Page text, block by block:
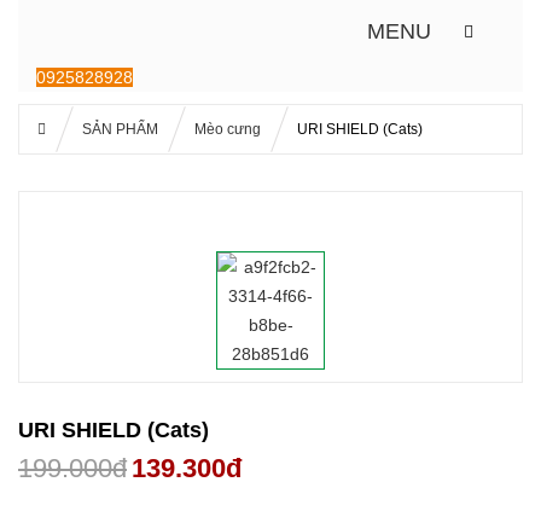
MENU
0925828928
SẢN PHẨM Mèo cưng URI SHIELD (Cats)
URI SHIELD (Cats)
199.000đ 139.300đ